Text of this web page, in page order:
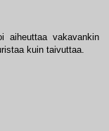
aiheuttaa vakavankin
kuin taivuttaa.